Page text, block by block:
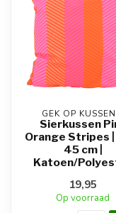
GEK OP
Sierkussen
Orange Stripes
45 cm |
Katoen/
19,95
Op voorraad